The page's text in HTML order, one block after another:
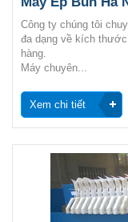
Công ty chúng tôi
đa dạng về kích
hàng.
Máy chuyên...
Xem chi tiết